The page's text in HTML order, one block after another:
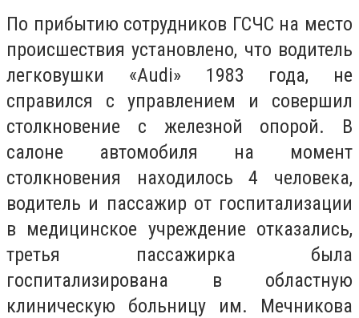
По прибытию сотрудников ГСЧС на место
происшествия установлено, что водитель
легковушки «Audi» 1983 года, не
справился с управлением и совершил
столкновение с железной опорой. В
салоне автомобиля на момент
столкновения находилось 4 человека,
водитель и пассажир от госпитализации
в медицинское учреждение отказались,
третья пассажирка была
госпитализирована в областную
клиническую больницу им. Мечникова